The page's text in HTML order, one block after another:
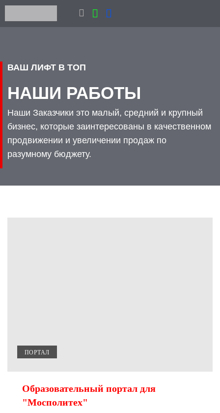
ВАШ ЛИФТ В ТОП
НАШИ РАБОТЫ
Наши Заказчики это малый, средний и крупный
бизнес, которые заинтересованы в качественном
продвижении и увеличении продаж по
разумному бюджету.
ПОРТАЛ
Образовательный портал для
"Мосполитех"